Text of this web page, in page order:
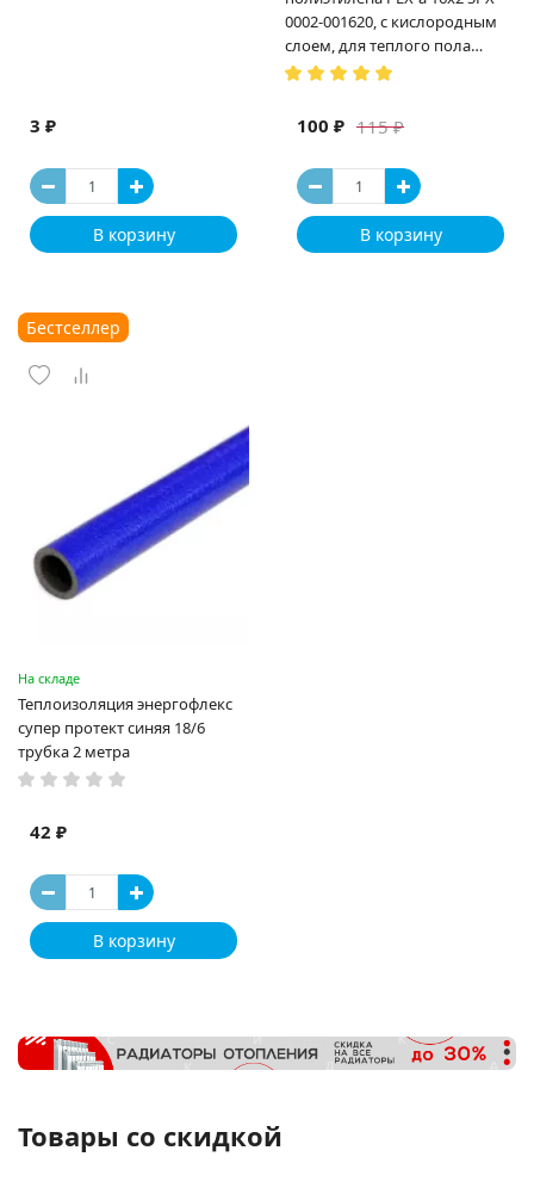
3 ₽
В корзину
0002-001620, с кислородным
слоем, для теплого пола
(Испания)
115 ₽
100 ₽
В корзину
Бестселлер
На складе
Теплоизоляция энергофлекс
супер протект синяя 18/6
трубка 2 метра
42 ₽
В корзину
Товары со скидкой